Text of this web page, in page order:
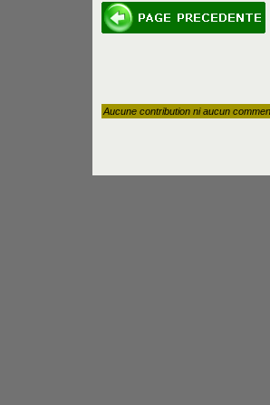
Aucune contribution ni aucun